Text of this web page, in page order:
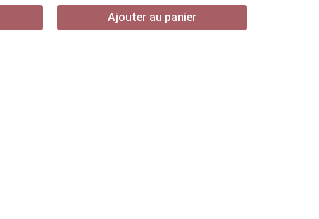
Ajouter au panier